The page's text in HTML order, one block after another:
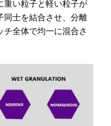
重い粒子と軽い粒子が
同士を結合させ、分離
全体で均一に混合さ